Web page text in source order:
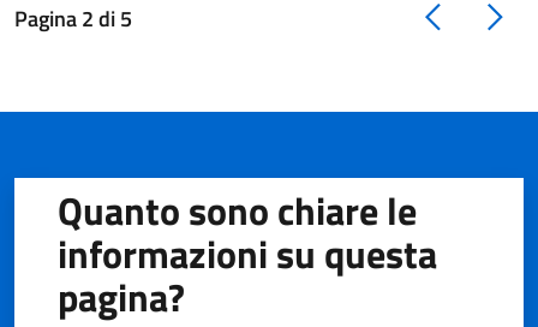
Pagina2di5
Quanto sono chiare le
informazioni su questa
pagina?